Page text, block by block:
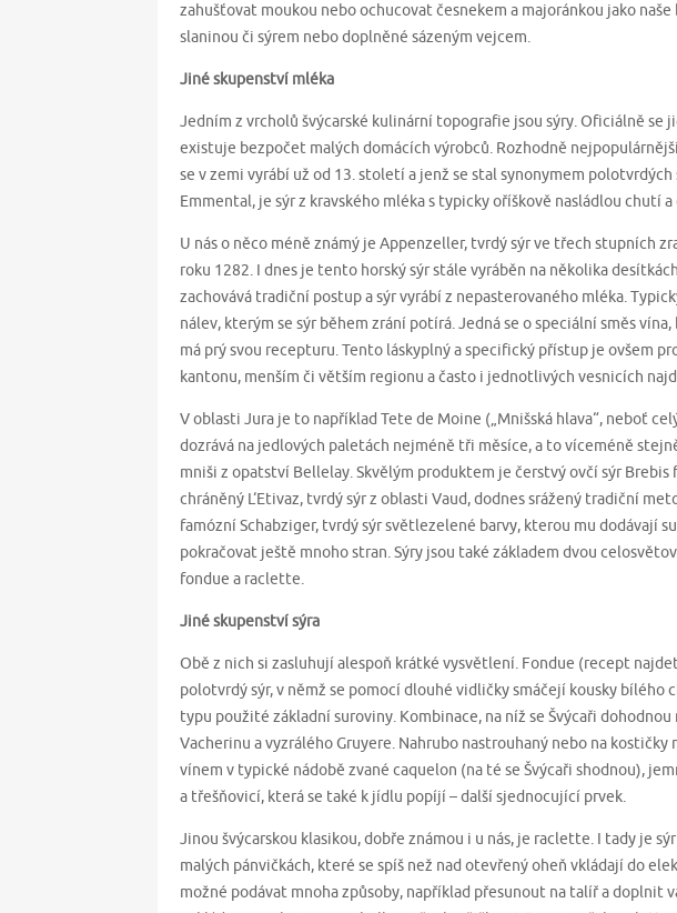
zahušťovat moukou nebo ochucovat česnekem a majoránkou jako
slaninou či sýrem nebo doplněné sázeným vejcem.
Jiné skupenství mléka
Jedním z vrcholů švýcarské kulinární topografie jsou sýry. Oficiálně se
existuje bezpočet malých domácích výrobců. Rozhodně
se v zemi vyrábí už od 13. století a jenž se stal synonymem
Emmental, je sýr z kravského mléka s typicky oříškově nasládlou chutí a
U nás o něco méně známý je Appenzeller, tvrdý sýr ve třech stupních
roku 1282. I dnes je tento horský sýr stále vyráběn na několika
zachovává tradiční postup a sýr vyrábí z nepasterovaného mléka.
nálev, kterým se sýr během zrání potírá. Jedná se o speciální směs
má prý svou recepturu. Tento láskyplný a specifický přístup je ovšem
kantonu, menším či větším regionu a často i jednotlivých vesnicích
V oblasti Jura je to například Tete de Moine („Mnišská hlava“, neboť
dozrává na jedlových paletách nejméně tři měsíce, a to víceméně
mniši z opatství Bellelay. Skvělým produktem je čerstvý ovčí sýr Brebis
chráněný L‘Etivaz, tvrdý sýr z oblasti Vaud, dodnes srážený tradiční
famózní Schabziger, tvrdý sýr světlezelené barvy, kterou mu dodávají
pokračovat ještě mnoho stran. Sýry jsou také základem dvou
fondue a raclette.
Jiné skupenství sýra
Obě z nich si zasluhují alespoň krátké vysvětlení. Fondue (recept
polotvrdý sýr, v němž se pomocí dlouhé vidličky smáčejí kousky bílého
typu použité základní suroviny. Kombinace, na níž se Švýcaři
Vacherinu a vyzrálého Gruyere. Nahrubo nastrouhaný nebo na kostičky
vínem v typické nádobě zvané caquelon (na té se Švýcaři shodnou),
a třešňovicí, která se také k jídlu popíjí – další sjednocující prvek.
Jinou švýcarskou klasikou, dobře známou i u nás, je raclette. I tady je
malých pánvičkách, které se spíš než nad otevřený oheň vkládají do
možné podávat mnoha způsoby, například přesunout na talíř a doplnit